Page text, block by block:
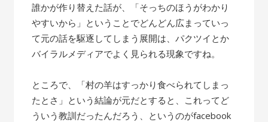
誰かが作り替えた話が、「そっちのほうがわかり
やすいから」ということでどんどん広まっていっ
て元の話を駆逐してしまう展開は、パクツイとか
バイラルメディアでよく見られる現象ですね。
ところで、「村の羊はすっかり食べられてしまっ
たとさ」という結論が元だとすると、これってど
ういう教訓だったんだろう、というのがfacebook